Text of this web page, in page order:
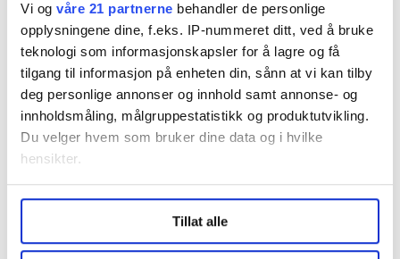
Vi og våre 21 partnerne behandler de personlige
opplysningene dine, f.eks. IP-nummeret ditt, ved å bruke
teknologi som informasjonskapsler for å lagre og få
tilgang til informasjon på enheten din, sånn at vi kan tilby
deg personlige annonser og innhold samt annonse- og
innholdsmåling, målgruppestatistikk og produktutvikling.
Du velger hvem som bruker dine data og i hvilke
hensikter.
Undermer infokan du lese om hvordan dine personlige
data behandles og hvordan du kan velge hvordan de skal
brukes. Du kan hele tiden endre eller trekke tilbake ditt
Tillat alle
Les mer fra oss
Del artikkel
stillingsannonser